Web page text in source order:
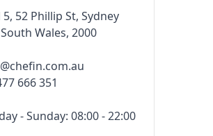
5, 52 Phillip St, Sydney
Wales, 2000
666 351
- Sunday: 08:00 - 22:00